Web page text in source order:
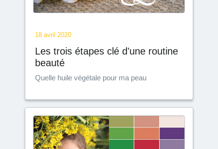
18 avril 2020
Les trois étapes clé d'une routine
beauté
Quelle huile végétale pour ma peau